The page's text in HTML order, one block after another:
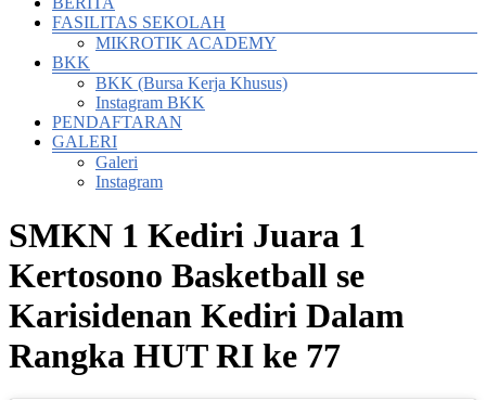
FASILITAS SEKOLAH
MIKROTIK ACADEMY
BKK
BKK (Bursa Kerja Khusus)
Instagram BKK
PENDAFTARAN
GALERI
Galeri
Instagram
SMKN 1 Kediri Juara 1
Kertosono Basketball se
Karisidenan Kediri Dalam
Rangka HUT RI ke 77